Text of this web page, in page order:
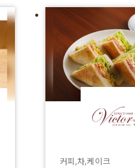
커피,차,케이크